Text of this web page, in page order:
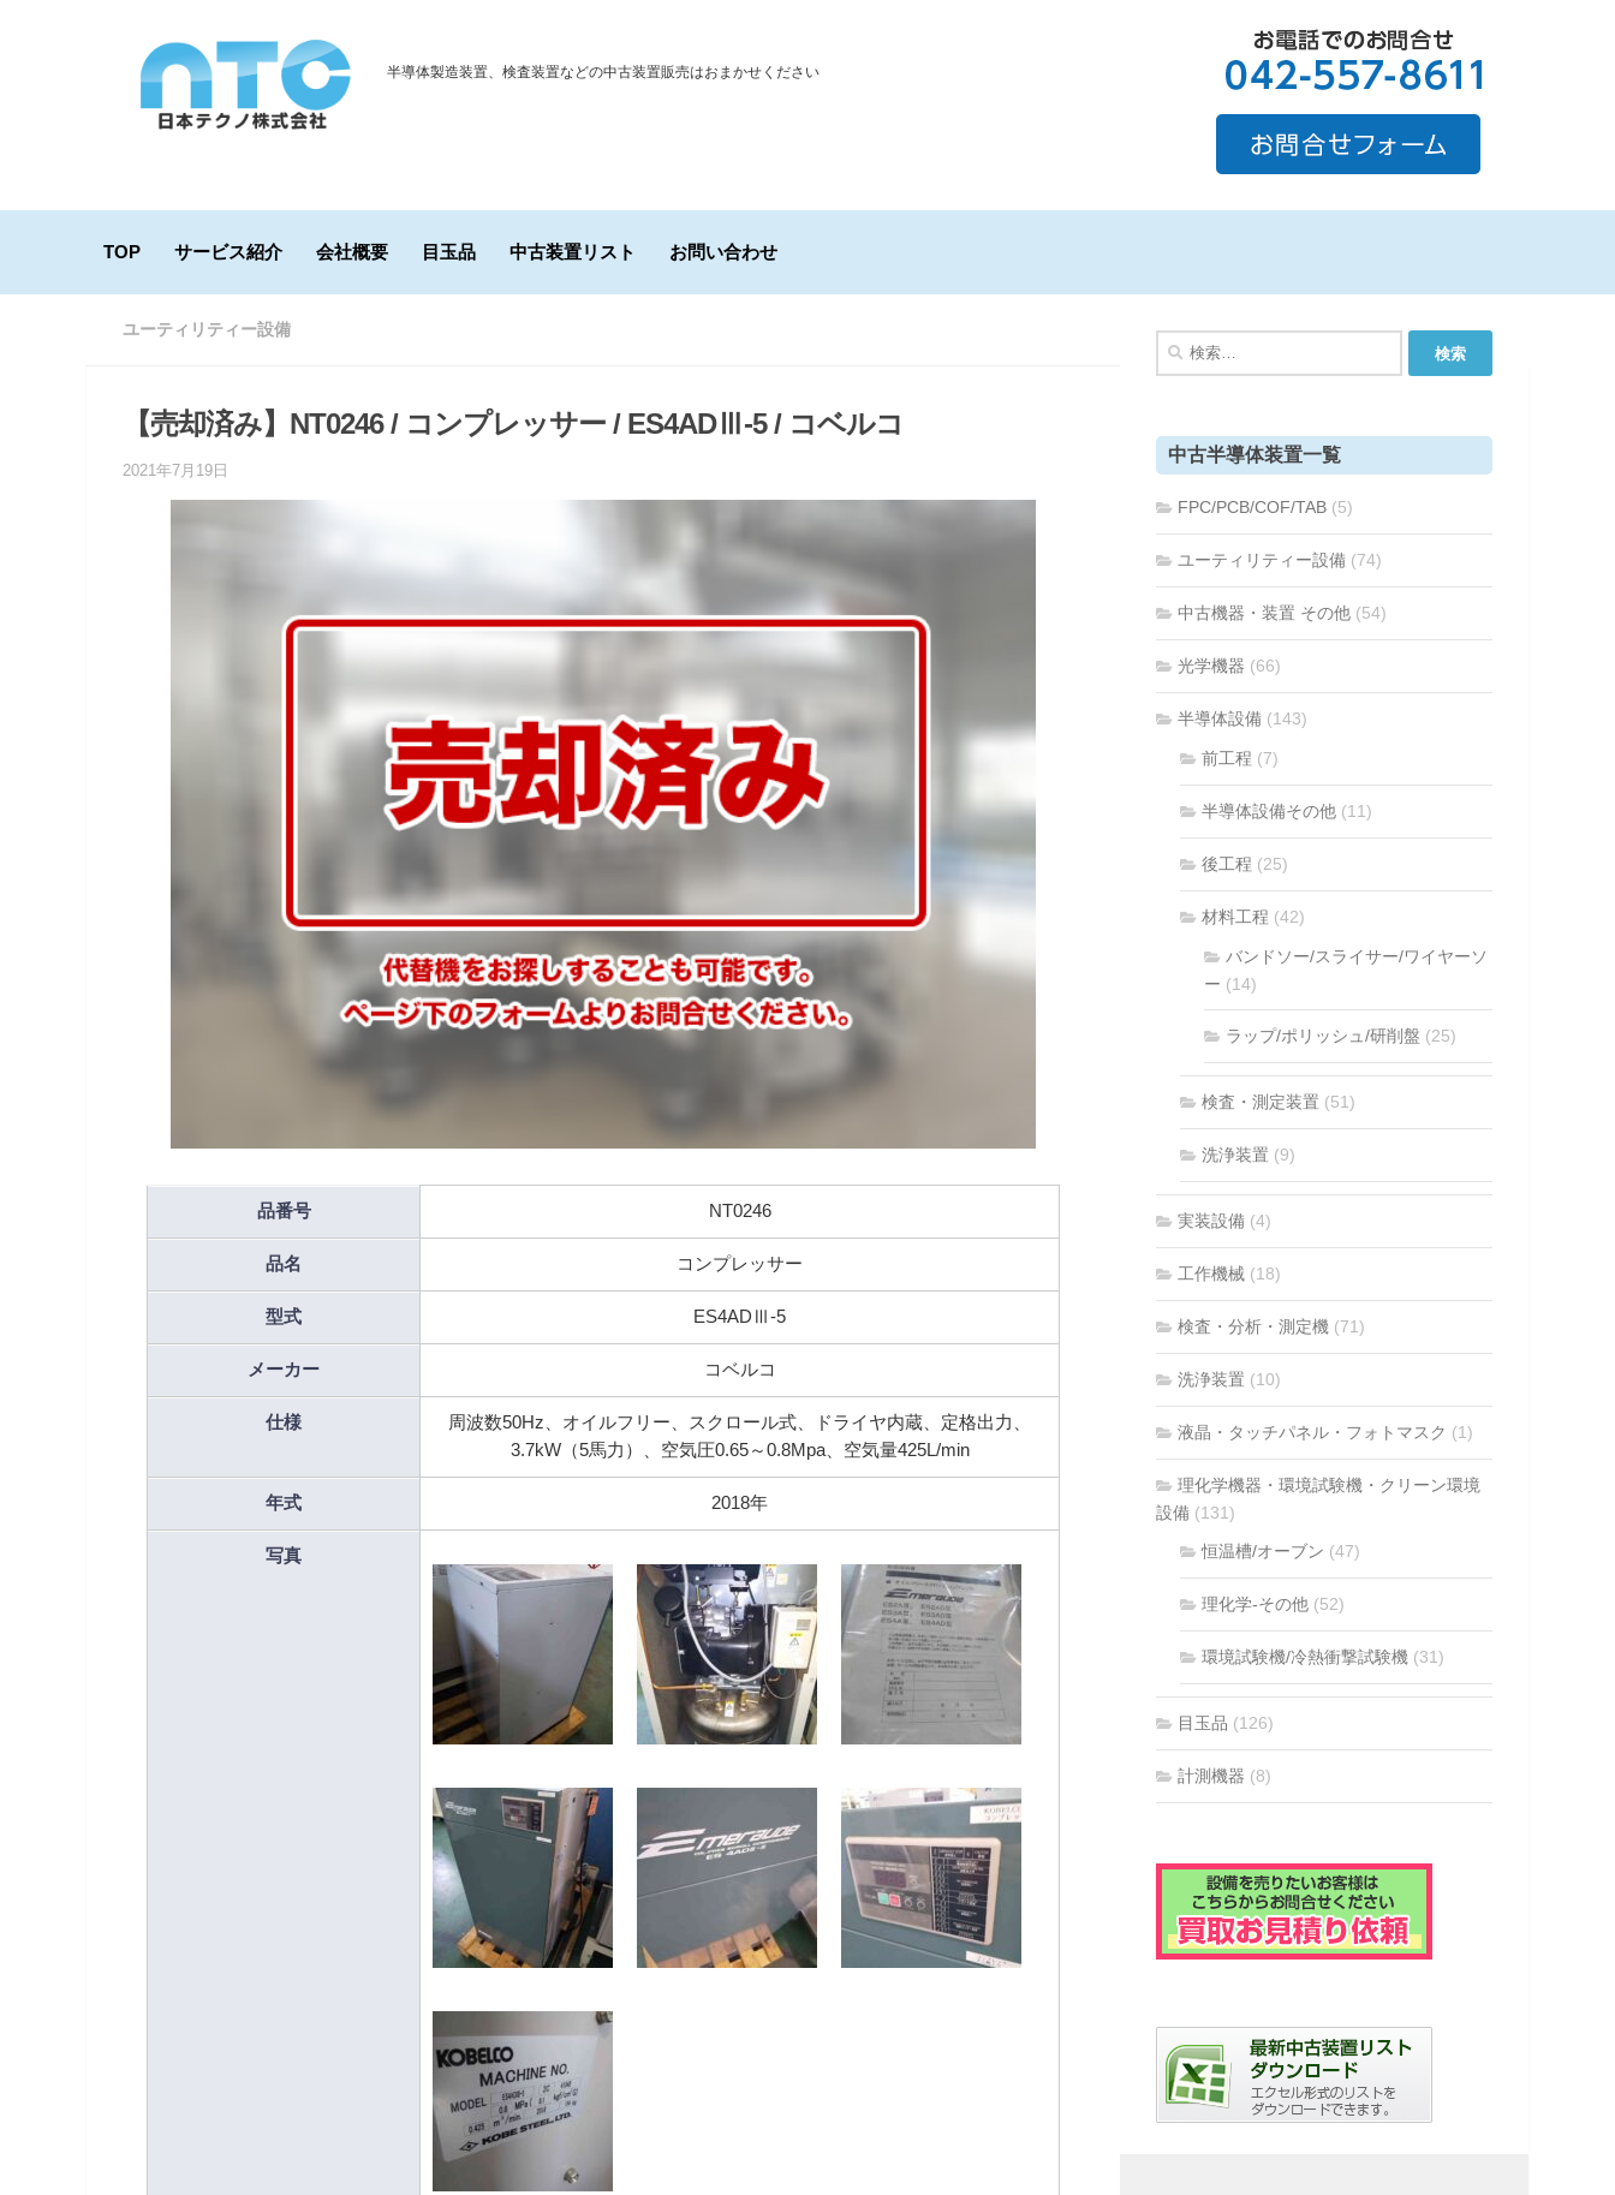
半導体製造装置、検査装置などの中古装置販売はおまかせください
TOP サービス紹介 会社概要 目玉品 中古装置リスト お問い合わせ
ユーティリティー設備
【売却済み】NT0246 / コンプレッサー / ES4ADⅢ-5 / コベルコ
2021年7月19日
品番号 NT0246
品名 コンプレッサー
型式 ES4ADⅢ-5
メーカー コベルコ
仕様
周波数50Hz、オイルフリー、スクロール式、ドライヤ内蔵、定格出力、
3.7kW（5馬力）、空気圧0.65～0.8Mpa、空気量425L/min
年式 2018年
写真
検
中古半導体装置一覧
FPC/PCB/COF/TAB (5)
ユーティリティー設備 (74)
中古機器・装置 その他 (54)
光学機器 (66)
半導体設備 (143)
前工程 (7)
半導体設備その他 (11)
後工程 (25)
材料工程 (42)
バンドソー/スライサー/ワイヤーソ
ー (14)
ラップ/ポリッシュ/研削盤 (25)
検査・測定装置 (51)
洗浄装置 (9)
実装設備 (4)
工作機械 (18)
検査・分析・測定機 (71)
洗浄装置 (10)
液晶・タッチパネル・フォトマスク (1)
理化学機器・環境試験機・クリーン環境
設備 (131)
恒温槽/オーブン (47)
理化学-その他 (52)
環境試験機/冷熱衝撃試験機 (31)
目玉品 (126)
計測機器 (8)